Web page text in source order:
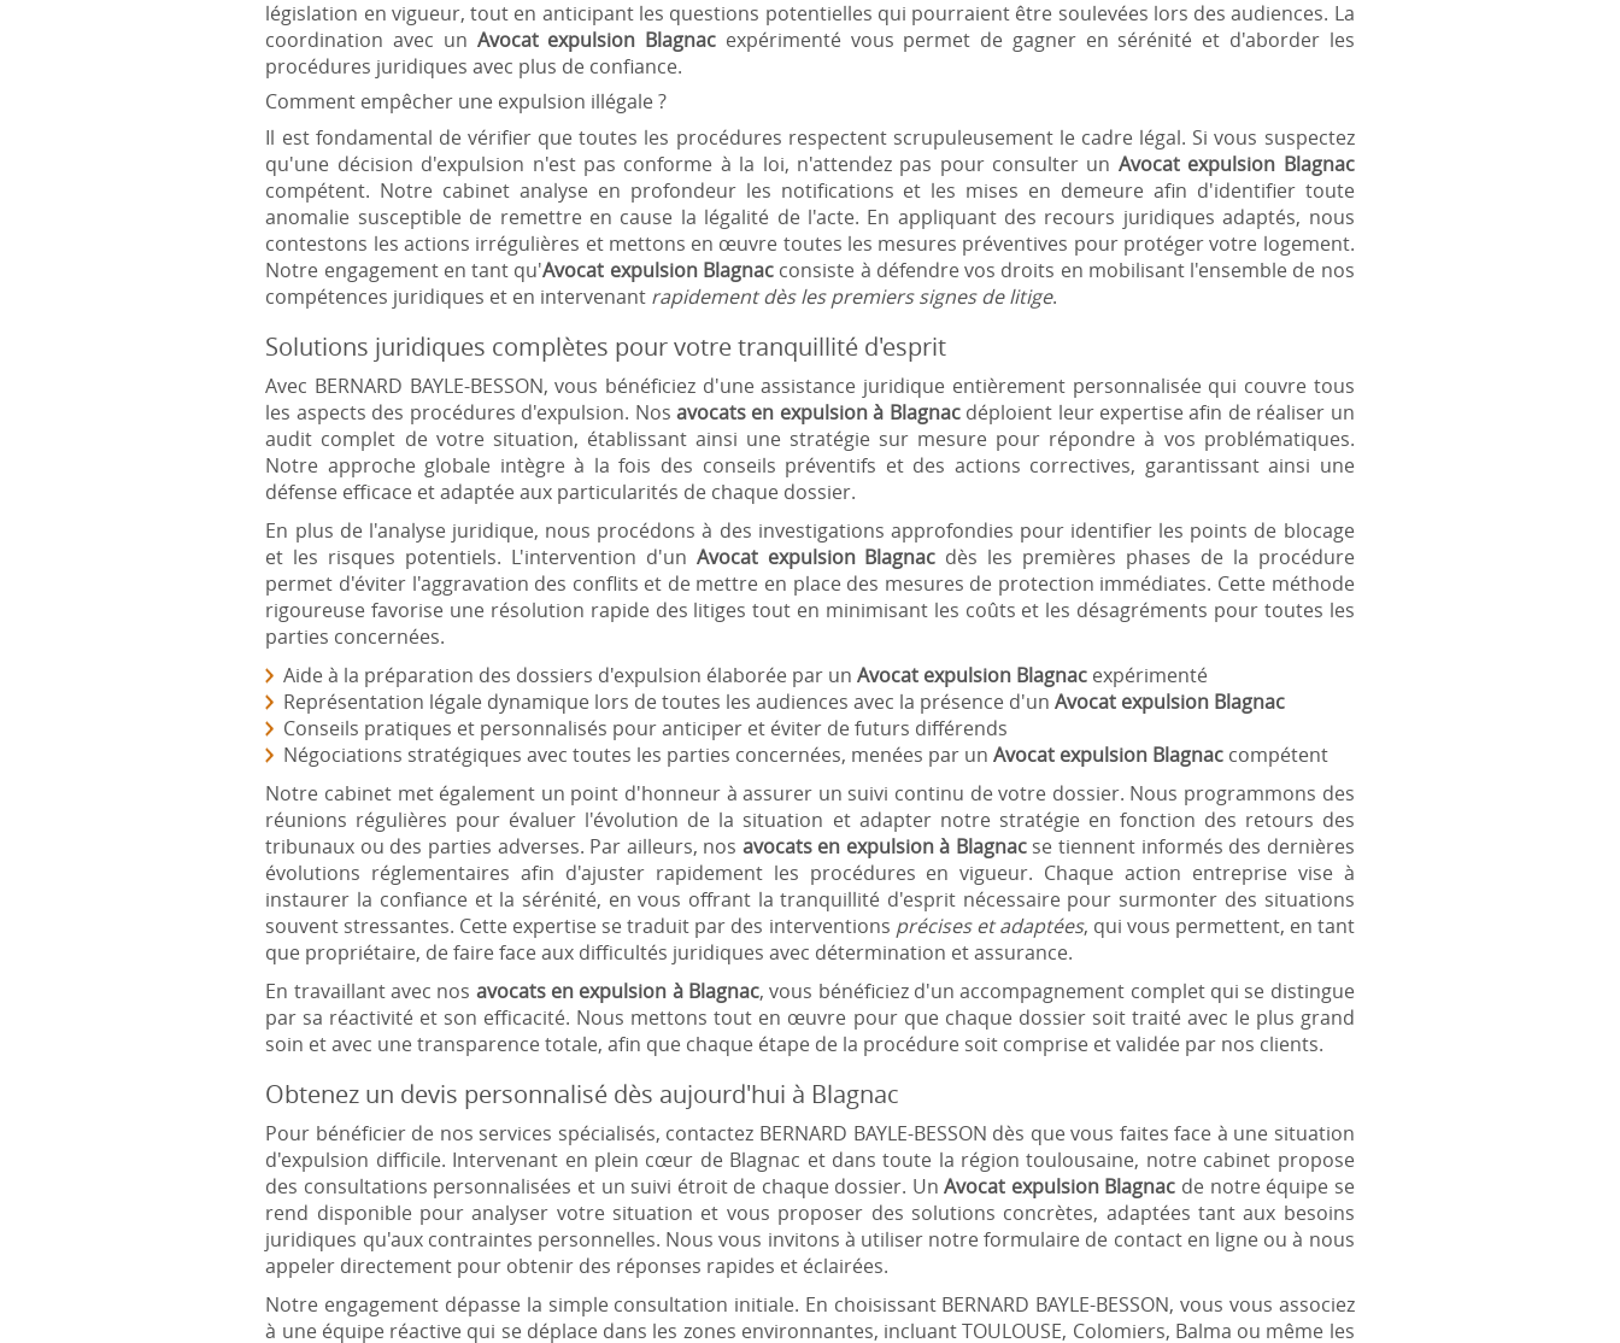
législation en vigueur, tout en anticipant les questions potentielles qui pourraient être soulevées lors des audiences. La
coordination avec un Avocat expulsion Blagnac expérimenté vous permet de gagner en sérénité et d'aborder les
procédures juridiques avec plus de confiance.
Comment empêcher une expulsion illégale ?
Il est fondamental de vérifier que toutes les procédures respectent scrupuleusement le cadre légal. Si vous suspectez
qu'une décision d'expulsion n'est pas conforme à la loi, n'attendez pas pour consulter un Avocat expulsion Blagnac
compétent. Notre cabinet analyse en profondeur les notifications et les mises en demeure afin d'identifier toute
anomalie susceptible de remettre en cause la légalité de l'acte. En appliquant des recours juridiques adaptés, nous
contestons les actions irrégulières et mettons en œuvre toutes les mesures préventives pour protéger votre logement.
Notre engagement en tant qu'Avocat expulsion Blagnacconsiste à défendre vos droits en mobilisant l'ensemble de nos
compétences juridiques et en intervenant rapidement dès les premiers signes de litige.
Solutions juridiques complètes pour votre tranquillité d'esprit
Avec BERNARD BAYLE-BESSON, vous bénéficiez d'une assistance juridique entièrement personnalisée qui couvre tous
les aspects des procédures d'expulsion. Nos avocats en expulsion à Blagnacdéploient leur expertise afin de réaliser un
audit complet de votre situation, établissant ainsi une stratégie sur mesure pour répondre à vos problématiques.
Notre approche globale intègre à la fois des conseils préventifs et des actions correctives, garantissant ainsi une
défense efficace et adaptée aux particularités de chaque dossier.
En plus de l'analyse juridique, nous procédons à des investigations approfondies pour identifier les points de blocage
et les risques potentiels. L'intervention d'un Avocat expulsion Blagnac dès les premières phases de la procédure
permet d'éviter l'aggravation des conflits et de mettre en place des mesures de protection immédiates. Cette méthode
rigoureuse favorise une résolution rapide des litiges tout en minimisant les coûts et les désagréments pour toutes les
parties concernées.
Aide à la préparation des dossiers d'expulsion élaborée par unAvocat expulsion Blagnac expérimenté
Représentation légale dynamique lors de toutes les audiences avec la présence d'unAvocat expulsion Blagnac
Conseils pratiques et personnalisés pour anticiper et éviter de futurs différends
Négociations stratégiques avec toutes les parties concernées, menées par unAvocat expulsion Blagnac compétent
Notre cabinet met également un point d'honneur à assurer un suivi continu de votre dossier. Nous programmons des
réunions régulières pour évaluer l'évolution de la situation et adapter notre stratégie en fonction des retours des
tribunaux ou des parties adverses. Par ailleurs, nos avocats en expulsion à Blagnacse tiennent informés des dernières
évolutions réglementaires afin d'ajuster rapidement les procédures en vigueur. Chaque action entreprise vise à
instaurer la confiance et la sérénité, en vous offrant la tranquillité d'esprit nécessaire pour surmonter des situations
souvent stressantes. Cette expertise se traduit par des interventions précises et adaptées, qui vous permettent, en tant
que propriétaire, de faire face aux difficultés juridiques avec détermination et assurance.
En travaillant avec nos avocats en expulsion à Blagnac, vous bénéficiez d'un accompagnement complet qui se distingue
par sa réactivité et son efficacité. Nous mettons tout en œuvre pour que chaque dossier soit traité avec le plus grand
soin et avec une transparence totale, afin que chaque étape de la procédure soit comprise et validée par nos clients.
Obtenez un devis personnalisé dès aujourd'hui à Blagnac
Pour bénéficier de nos services spécialisés, contactez BERNARD BAYLE-BESSON dès que vous faites face à une situation
d'expulsion difficile. Intervenant en plein cœur de Blagnac et dans toute la région toulousaine, notre cabinet propose
des consultations personnalisées et un suivi étroit de chaque dossier. UnAvocat expulsion Blagnac de notre équipe se
rend disponible pour analyser votre situation et vous proposer des solutions concrètes, adaptées tant aux besoins
juridiques qu'aux contraintes personnelles. Nous vous invitons à utiliser notre formulaire de contact en ligne ou à nous
appeler directement pour obtenir des réponses rapides et éclairées.
Notre engagement dépasse la simple consultation initiale. En choisissant BERNARD BAYLE-BESSON, vous vous associez
à une équipe réactive qui se déplace dans les zones environnantes, incluant TOULOUSE, Colomiers, Balma ou même les